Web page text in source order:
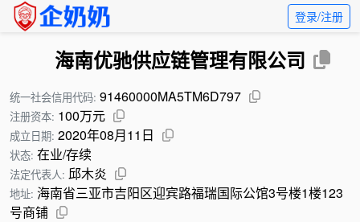
登录/注册
海南优驰供应链管理有限公司
统一社会信用代码: 91460000MA5TM6D797
注册资本: 100万元
成立日期: 2020年08月11日
状态: 在业/存续
法定代表人: 邱木炎
地址: 海南省三亚市吉阳区迎宾路福瑞国际公馆3号楼1楼123
号商铺